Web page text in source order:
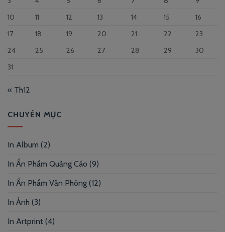
10
11 12 13 14 15
16
17
18 19 20 21 22
23
24
25 26 27 28 29
30
31
« Th12
CHUYÊN MỤC
In Album (2)
In Ấn Phẩm Quảng Cáo (9)
In Ấn Phẩm Văn Phòng (12)
In Ảnh (3)
In Artprint (4)